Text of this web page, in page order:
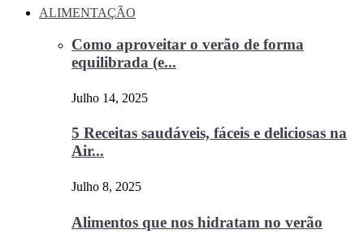
ALIMENTAÇÃO
Como aproveitar o verão de forma
equilibrada (e...
Julho 14, 2025
5 Receitas saudáveis, fáceis e deliciosas na
Air...
Julho 8, 2025
Alimentos que nos hidratam no verão